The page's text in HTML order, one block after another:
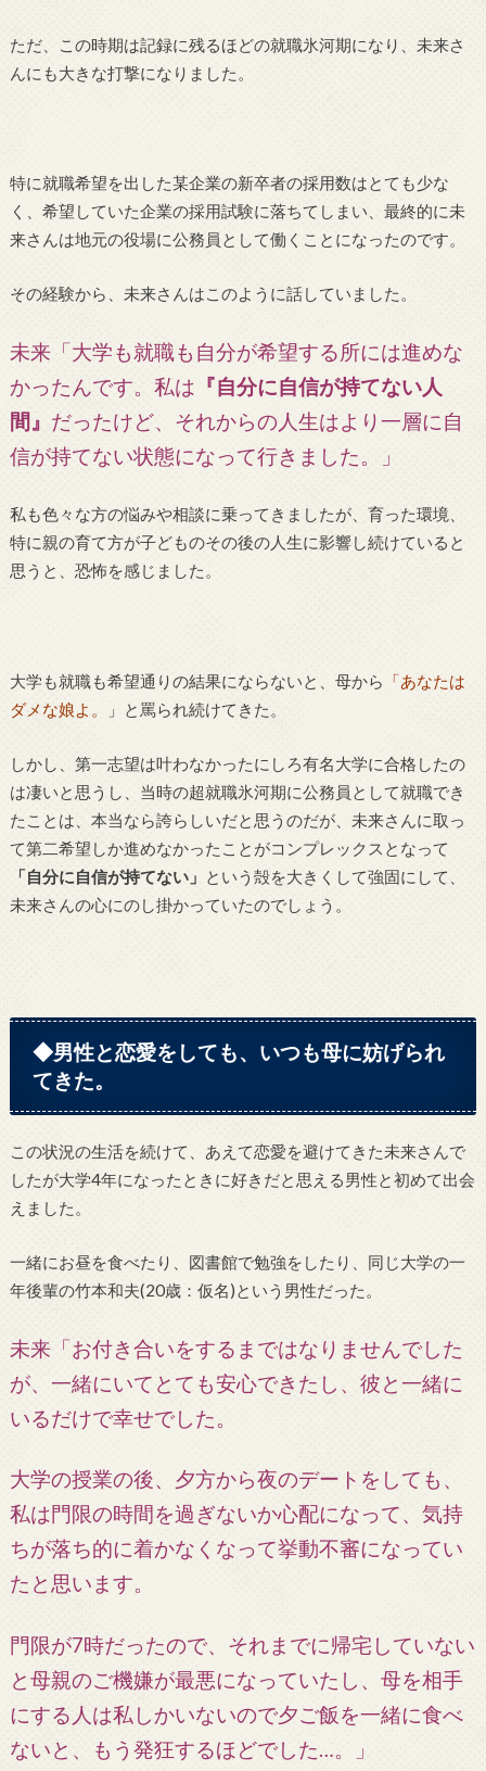
ただ、この時期は記録に残るほどの就職氷河期になり、未来さ
んにも大きな打撃になりました。
特に就職希望を出した某企業の新卒者の採用数はとても少な
く、希望していた企業の採用試験に落ちてしまい、最終的に未
来さんは地元の役場に公務員として働くことになったのです。
その経験から、未来さんはこのように話していました。
未来「大学も就職も自分が希望する所には進めな
かったんです。私は 『自分に自信が持てない人
間』 だったけど、それからの人生はより一層に自
信が持てない状態になって行きました。」
私も色々な方の悩みや相談に乗ってきましたが、育った環境、
特に親の育て方が子どものその後の人生に影響し続けていると
思うと、恐怖を感じました。
大学も就職も希望通りの結果にならないと、母から
「あなたは
ダメな娘よ。
」と罵られ続けてきた。
しかし、第一志望は叶わなかったにしろ有名大学に合格したの
は凄いと思うし、当時の超就職氷河期に公務員として就職でき
たことは、本当なら誇らしいだと思うのだが、未来さんに取っ
て第二希望しか進めなかったことがコンプレックスとなって
「自分に自信が持てない」 という殻を大きくして強固にして、
未来さんの心にのし掛かっていたのでしょう。
◆男性と恋愛をしても、いつも母に妨げられ
てきた。
この状況の生活を続けて、あえて恋愛を避けてきた未来さんで
したが大学4年になったときに好きだと思える男性と初めて出会
えました。
一緒にお昼を食べたり、図書館で勉強をしたり、同じ大学の一
年後輩の竹本和夫(20歳：仮名)という男性だった。
未来「お付き合いをするまではなりませんでした
が、一緒にいてとても安心できたし、彼と一緒に
いるだけで幸せでした。
大学の授業の後、夕方から夜のデートをしても、
私は門限の時間を過ぎないか心配になって、気持
ちが落ち的に着かなくなって挙動不審になってい
たと思います。
門限が7時だったので、それまでに帰宅していない
と母親のご機嫌が最悪になっていたし、母を相手
にする人は私しかいないので夕ご飯を一緒に食べ
ないと、もう発狂するほどでした…。」